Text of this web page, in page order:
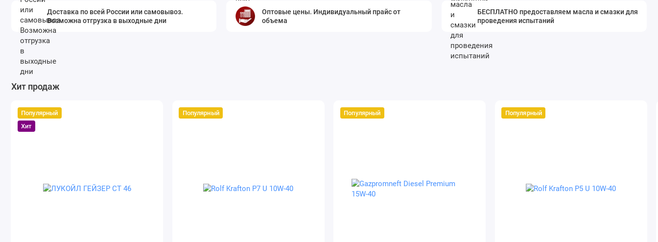
Доставка по всей России или самовывоз.
Возможна отгрузка в выходные дни
Оптовые цены. Индивидуальный прайс от
объема
БЕСПЛАТНО предоставляем масла и смазки для
проведения испытаний
Хит продаж
Популярный
Хит
Популярный Популярный Популярный